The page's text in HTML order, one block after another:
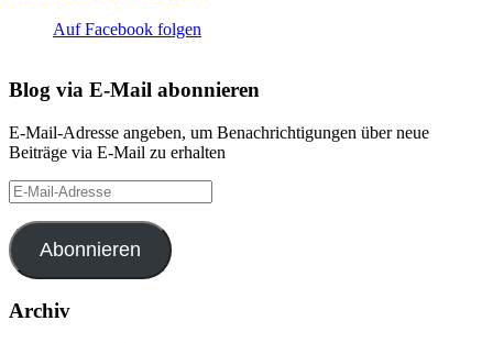
Auf Facebook folgen
Blog via E-Mail abonnieren
E-Mail-Adresse angeben, um Benachrichtigungen über neue
Beiträge via E-Mail zu erhalten
E-
Mail-
Adresse
Abonnieren
Archiv